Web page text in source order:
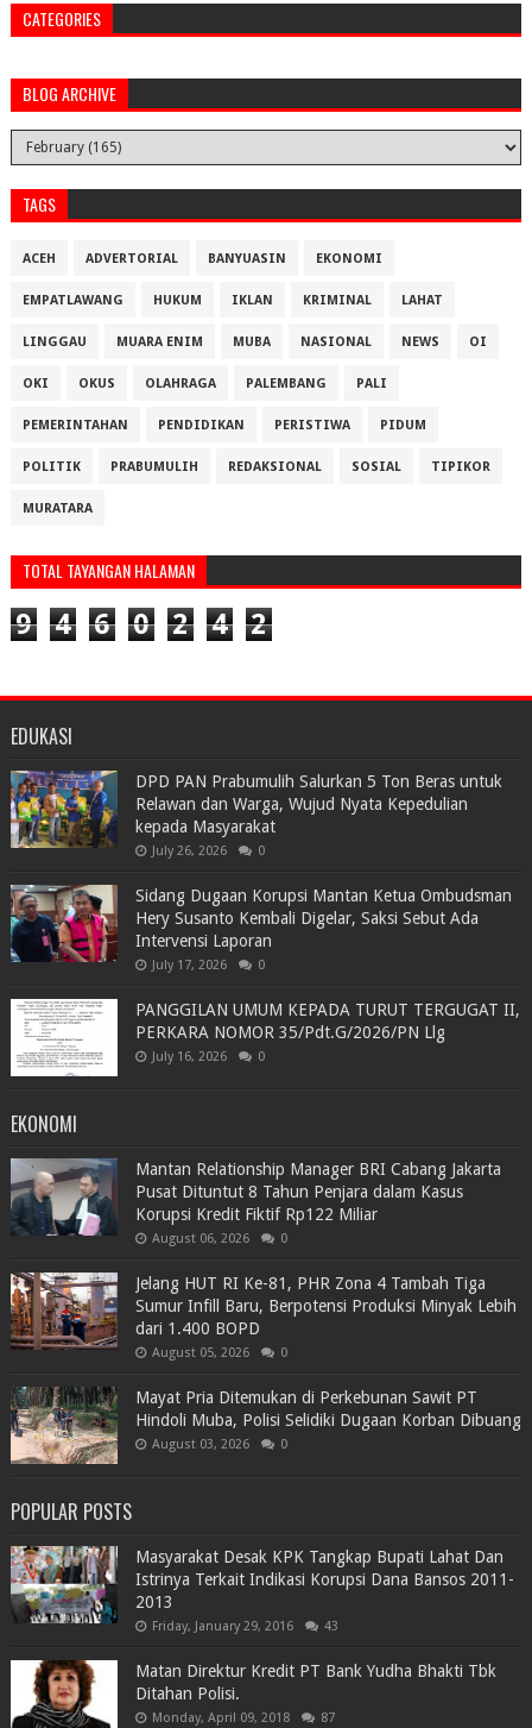
CATEGORIES
BLOG ARCHIVE
TAGS
ACEH ADVERTORIAL BANYUASIN EKONOMI
EMPATLAWANG HUKUM IKLAN KRIMINAL LAHAT
LINGGAU MUARA ENIM MUBA NASIONAL NEWS OI
OKI OKUS OLAHRAGA PALEMBANG PALI
PEMERINTAHAN PENDIDIKAN PERISTIWA PIDUM
POLITIK PRABUMULIH REDAKSIONAL SOSIAL TIPIKOR
MURATARA
TOTAL TAYANGAN HALAMAN
9 4 6 0 2 4 2
EDUKASI
DPD PAN Prabumulih Salurkan 5 Ton Beras untuk
Relawan dan Warga, Wujud Nyata Kepedulian
kepada Masyarakat
July 26, 2026 0
Sidang Dugaan Korupsi Mantan Ketua Ombudsman
Hery Susanto Kembali Digelar, Saksi Sebut Ada
Intervensi Laporan
July 17, 2026 0
PANGGILAN UMUM KEPADA TURUT TERGUGAT II,
PERKARA NOMOR 35/Pdt.G/2026/PN Llg
July 16, 2026 0
EKONOMI
Mantan Relationship Manager BRI Cabang Jakarta
Pusat Dituntut 8 Tahun Penjara dalam Kasus
Korupsi Kredit Fiktif Rp122 Miliar
August 06, 2026 0
Jelang HUT RI Ke-81, PHR Zona 4 Tambah Tiga
Sumur Infill Baru, Berpotensi Produksi Minyak Lebih
dari 1.400 BOPD
August 05, 2026 0
Mayat Pria Ditemukan di Perkebunan Sawit PT
Hindoli Muba, Polisi Selidiki Dugaan Korban Dibuang
August 03, 2026 0
POPULAR POSTS
Masyarakat Desak KPK Tangkap Bupati Lahat Dan
Istrinya Terkait Indikasi Korupsi Dana Bansos 2011-
2013
Friday, January 29, 2016 43
Matan Direktur Kredit PT Bank Yudha Bhakti Tbk
Ditahan Polisi.
Monday, April 09, 2018 87